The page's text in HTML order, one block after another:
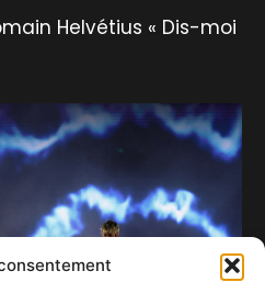
Helvétius « Dis-moi